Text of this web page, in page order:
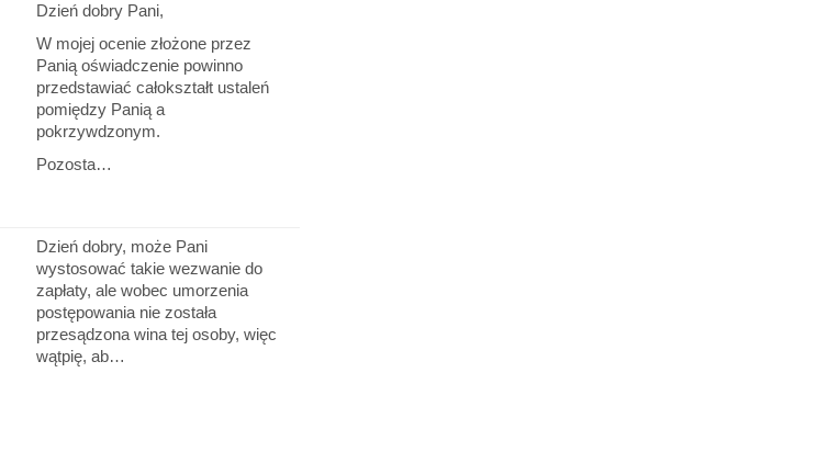
Dzień dobry Pani,
W mojej ocenie złożone przez
Panią oświadczenie powinno
przedstawiać całokształt ustaleń
pomiędzy Panią a
pokrzywdzonym.
Pozosta…
Dzień dobry, może Pani
wystosować takie wezwanie do
zapłaty, ale wobec umorzenia
postępowania nie została
przesądzona wina tej osoby, więc
wątpię, ab…